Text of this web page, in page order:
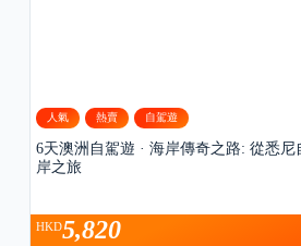
人氣 熱賣 自駕遊
6天澳洲自駕遊 · 海岸傳奇之路: 從悉
岸之旅
HKD5,820